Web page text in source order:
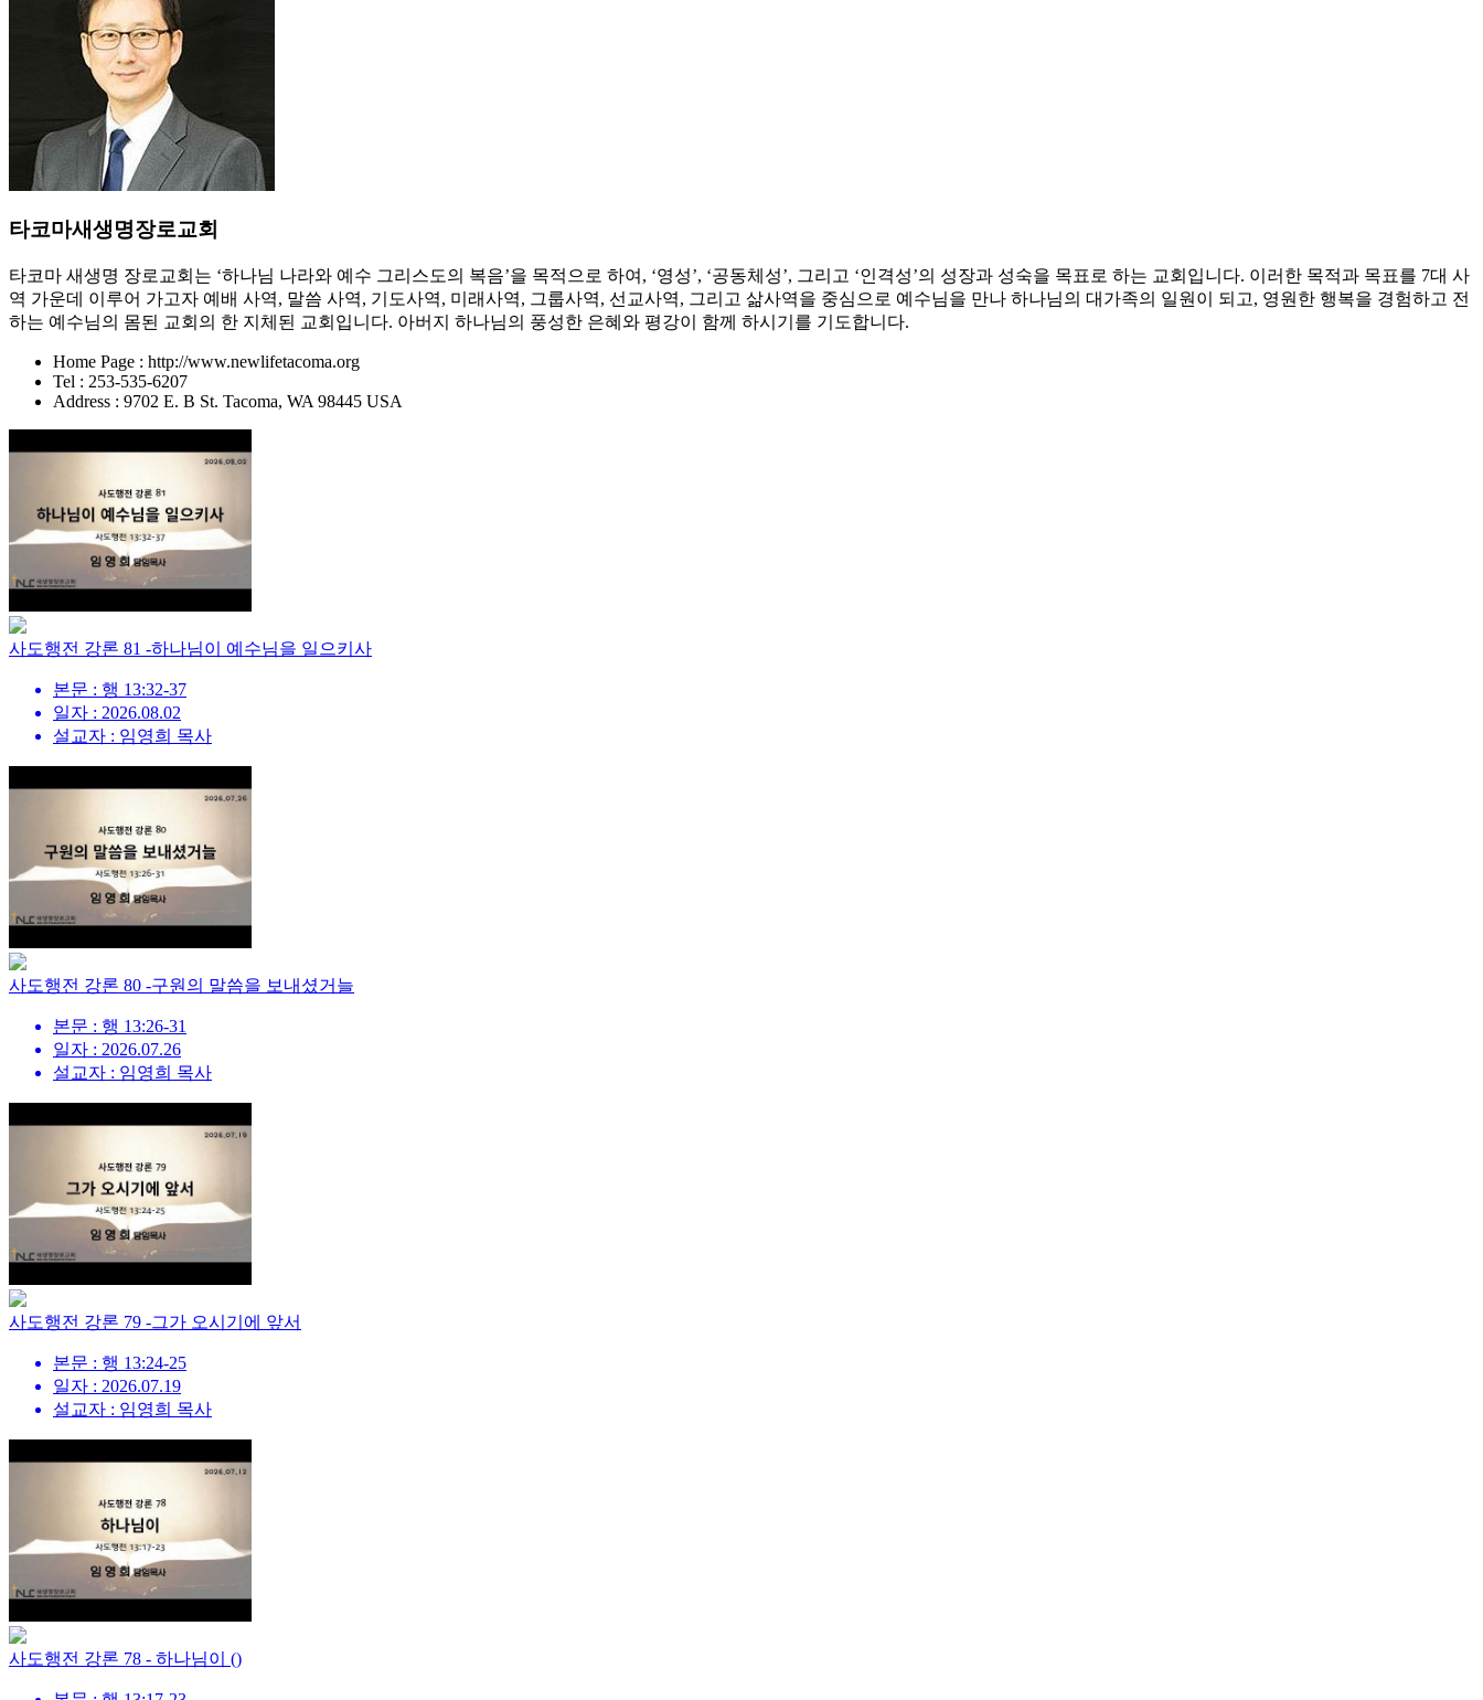
타코마새생명장로교회
타코마 새생명 장로교회는 ‘하나님 나라와 예수 그리스도의 복음’을 목적으로 하여, ‘영성’, ‘공동체성’, 그리고 ‘인격성’의 성장과 성숙을 목표로 하는 교회입니다. 이러한 목적과 목표를 7대 사
역 가운데 이루어 가고자 예배 사역, 말씀 사역, 기도사역, 미래사역, 그룹사역, 선교사역, 그리고 삶사역을 중심으로 예수님을 만나 하나님의 대가족의 일원이 되고, 영원한 행복을 경험하고 전
하는 예수님의 몸된 교회의 한 지체된 교회입니다. 아버지 하나님의 풍성한 은혜와 평강이 함께 하시기를 기도합니다.
Home Page : http://www.newlifetacoma.org
Tel : 253-535-6207
Address : 9702 E. B St. Tacoma, WA 98445 USA
사도행전 강론 81 -하나님이 예수님을 일으키사
본문 : 행 13:32-37
일자 : 2026.08.02
설교자 : 임영희 목사
사도행전 강론 80 -구원의 말씀을 보내셨거늘
본문 : 행 13:26-31
일자 : 2026.07.26
설교자 : 임영희 목사
사도행전 강론 79 -그가 오시기에 앞서
본문 : 행 13:24-25
일자 : 2026.07.19
설교자 : 임영희 목사
사도행전 강론 78 - 하나님이 ()